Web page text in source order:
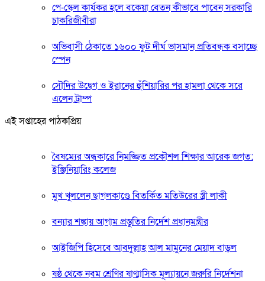
পে-স্কেল কার্যকর হলে বকেয়া বেতন কীভাবে পাবেন সরকারি
চাকরিজীবীরা
অভিবাসী ঠেকাতে ১৬০০ ফুট দীর্ঘ ভাসমান প্রতিবন্ধক বসাচ্ছে
স্পেন
সৌদির উদ্বেগ ও ইরানের হুঁশিয়ারির পর হামলা থেকে সরে
এলেন ট্রাম্প
এই সপ্তাহের পাঠকপ্রিয়
বৈষম্যের অন্ধকারে নিমজ্জিত প্রকৌশল শিক্ষার আরেক জগত:
ইঞ্জিনিয়ারিং কলেজ
মুখ খুললেন ছাগলকাণ্ডে বিতর্কিত মতিউরের স্ত্রী লাকী
বন্যার শঙ্কায় আগাম প্রস্তুতির নির্দেশ প্রধানমন্ত্রীর
আইজিপি হিসেবে আবদুল্লাহ আল মামুনের মেয়াদ বাড়ল
ষষ্ঠ থেকে নবম শ্রেণির ষাণ্মাসিক মূল্যায়নে জরুরি নির্দেশনা